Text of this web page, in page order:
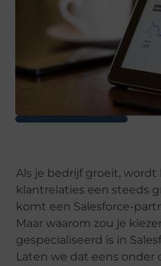
Als je bedrijf groeit,
klantrelaties een steeds
komt een Salesforce-
Maar waarom zou je
gespecialiseerd is in
Laten we dat eens onder